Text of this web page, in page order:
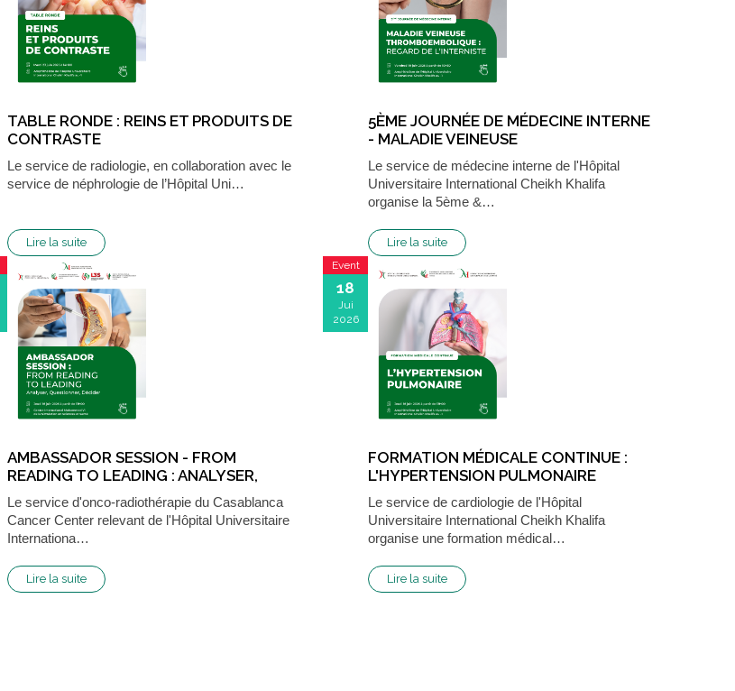
TABLE RONDE : REINS ET PRODUITS DE
CONTRASTE
Le service de radiologie, en collaboration avec le
service de néphrologie de l’Hôpital Uni…
Lire la suite
5ÈME JOURNÉE DE MÉDECINE INTERNE
- MALADIE VEINEUSE
THROMBOEMBOLIQUE : REGARD DE
L'INTERNISTE
Le service de médecine interne de l'Hôpital
Universitaire International Cheikh Khalifa
organise la 5ème &…
Lire la suite
AMBASSADOR SESSION - FROM
READING TO LEADING : ANALYSER,
QUESTIONNER, DÉCIDER
Le service d'onco-radiothérapie du Casablanca
Cancer Center relevant de l'Hôpital Universitaire
Internationa…
Lire la suite
Event
18
Jui
2026
FORMATION MÉDICALE CONTINUE :
L'HYPERTENSION PULMONAIRE
Le service de cardiologie de l'Hôpital
Universitaire International Cheikh Khalifa
organise une formation médical…
Lire la suite